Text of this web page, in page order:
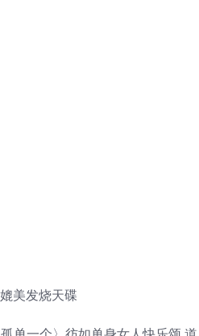
美发烧天碟